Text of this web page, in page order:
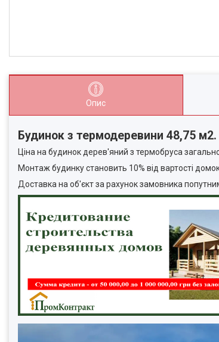
Опис
Будинок з термодеревини 48,75
Ціна на будинок дерев'яний з термобруса
Монтаж будинку становить 10% від вартості
Доставка на об'єкт за рахунок замовника